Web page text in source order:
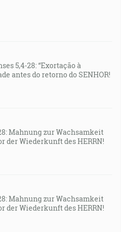
5,4-28: “Exortação à
antes do retorno do SENHOR!
Mahnung zur Wachsamkeit
der Wiederkunft des HERRN!
Mahnung zur Wachsamkeit
der Wiederkunft des HERRN!